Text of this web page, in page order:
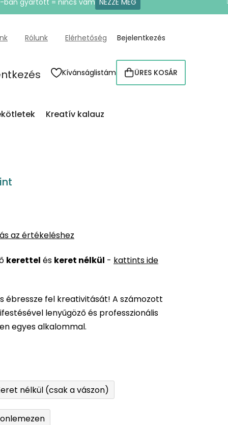
ban gyártott = nincs vám NÉZZE MEG
Rólunk Elérhetőség Bejelentkezés
Kívánságlistám KOSÁR
ÜRES KOSÁR
Kreatív kalauz
az értékeléshez
kerettel és keret nélkül - kattints ide
ébressze fel kreativitását! A számozott
lenyűgöző és professzionális
egyes alkalommal.
nélkül (csak a vászon)